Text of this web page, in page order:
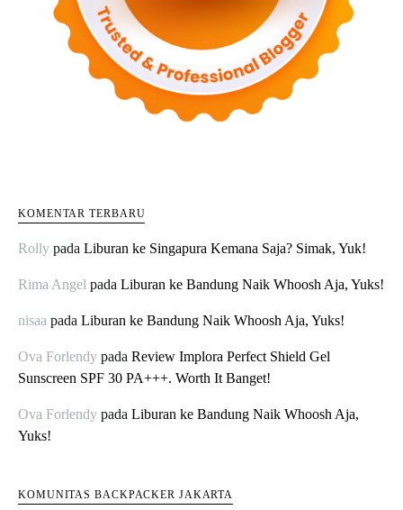
KOMENTAR TERBARU
Rolly pada Liburan ke Singapura Kemana Saja? Simak, Yuk!
Rima Angel pada Liburan ke Bandung Naik Whoosh Aja, Yuks!
nisaa pada Liburan ke Bandung Naik Whoosh Aja, Yuks!
Ova Forlendy pada Review Implora Perfect Shield Gel
Sunscreen SPF 30 PA+++. Worth It Banget!
Ova Forlendy pada Liburan ke Bandung Naik Whoosh Aja,
Yuks!
KOMUNITAS BACKPACKER JAKARTA